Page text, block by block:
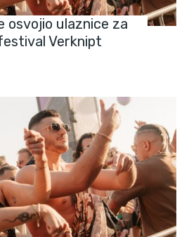
osvojio ulaznice za
Verknipt